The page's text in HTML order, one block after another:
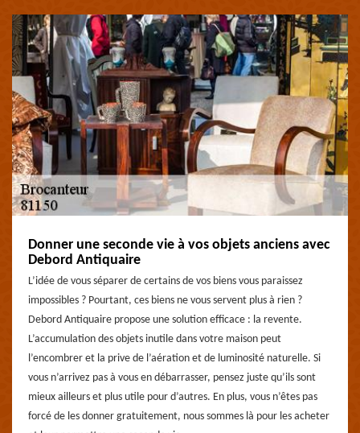
Donner une seconde vie à vos objets anciens avec
Debord Antiquaire
L’idée de vous séparer de certains de vos biens vous paraissez
impossibles ? Pourtant, ces biens ne vous servent plus à rien ?
Debord Antiquaire propose une solution efficace : la revente.
L’accumulation des objets inutile dans votre maison peut
l’encombrer et la prive de l’aération et de luminosité naturelle. Si
vous n’arrivez pas à vous en débarrasser, pensez juste qu’ils sont
mieux ailleurs et plus utile pour d’autres. En plus, vous n’êtes pas
forcé de les donner gratuitement, nous sommes là pour les acheter